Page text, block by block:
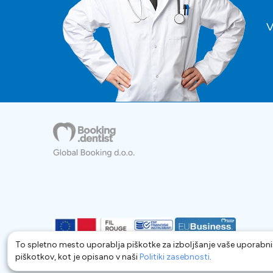
To spletno mesto uporablja piškotke za izboljšanje vaše
piškotkov, kot je opisano v našiPolitiki zasebnosti.